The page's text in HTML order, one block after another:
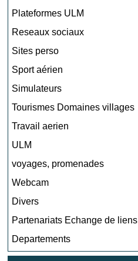
Plateformes ULM
Reseaux sociaux
Sites perso
Sport aérien
Simulateurs
Tourismes Domaines villages
Travail aerien
ULM
voyages, promenades
Webcam
Divers
Partenariats Echange de liens
Departements